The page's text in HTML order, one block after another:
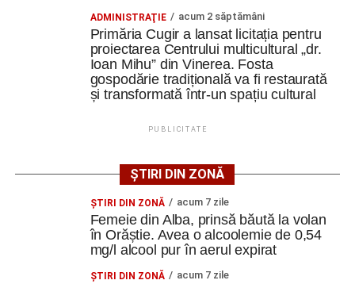
Ultimele știri din Cugir
Debut în Liga Elitelor pentru echipele de juniori U13
și U14 de la Metalurgistul Cugir
Cugir. A fost emis mesaj RO-ALERT
Cugir întâlnește vicecampioana „U” Cluj
Messenger WhatsApp Twitter Email
ADMINISTRAŢIE acum 2 săptămâni
Primăria Cugir a lansat licitația pentru
proiectarea Centrului multicultural „dr.
Ioan Mihu” din Vinerea. Fosta
gospodărie tradițională va fi restaurată
și transformată într-un spațiu cultural
PUBLICITATE
ȘTIRI DIN ZONĂ
ŞTIRI DIN ZONĂ acum 7 zile
Femeie din Alba, prinsă băută la volan
în Orăștie. Avea o alcoolemie de 0,54
mg/l alcool pur în aerul expirat
ŞTIRI DIN ZONĂ acum 7 zile